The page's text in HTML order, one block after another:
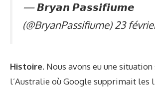
— 𝘽𝙧𝙮𝙖𝙣 𝙋𝙖𝙨𝙨𝙞𝙛𝙞𝙪𝙢𝙚
(@BryanPassifiume)23
Histoire. Nous avons eu une
l’Australie où Google supprimait les